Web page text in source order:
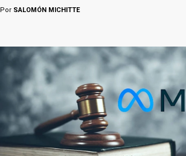
Por SALOMÓN MICHITTE